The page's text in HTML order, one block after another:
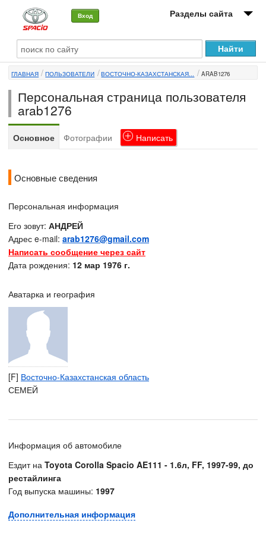
Вход Разделы сайта
О машине
Автоклуб
Форумы
Сервисы и услуги
ГЛАВНАЯ ПОЛЬЗОВАТЕЛИ ВОСТОЧНО-КАЗАХСТАНСКАЯ... ARAB1276
Персональная страница пользователя
arab1276
Основное Фотографии Написать
Основные сведения
Персональная информация
Его зовут: АНДРЕЙ
Адрес e-mail: arab1276@gmail.com
Написать сообщение через сайт
Дата рождения: 12 мар 1976 г.
Аватарка и география
[F] Восточно-Казахстанская область
СЕМЕЙ
Информация об автомобиле
Ездит на Toyota Corolla Spacio AE111 - 1.6л, FF, 1997-99, до
рестайлинга
Год выпуска машины: 1997
Дополнительная информация